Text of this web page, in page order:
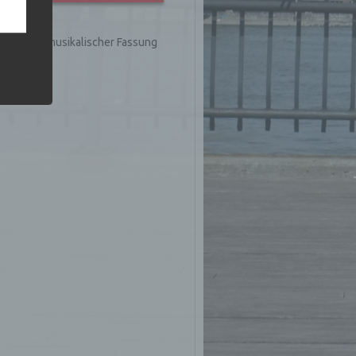
in rein musikalischer Fassung